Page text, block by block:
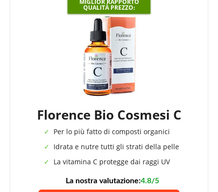
QUALITÀ PREZZO:
Florence Bio Cosmesi C
Per lo più fatto di composti organici
Idrata e nutre tutti gli strati della pelle
La vitamina C protegge dai raggi UV
La nostra valutazione:4.8/5